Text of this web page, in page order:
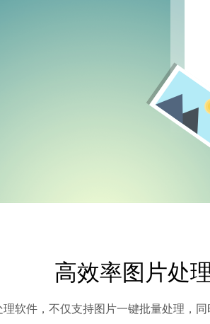
高效率图片处
软件，不仅支持图片一键批量处理，